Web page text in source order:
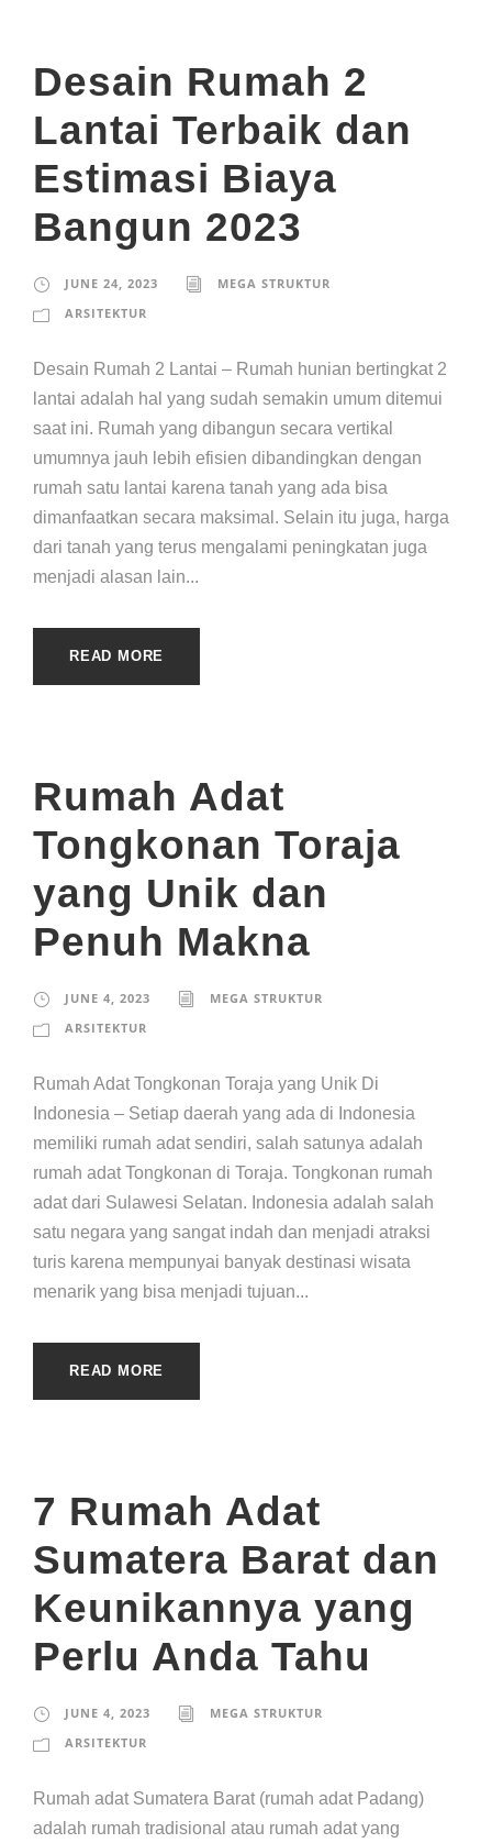
Desain Rumah 2
Lantai Terbaik dan
Estimasi Biaya
Bangun 2023
JUNE 24, 2023
MEGA STRUKTUR
ARSITEKTUR
Desain Rumah 2 Lantai – Rumah hunian bertingkat 2
lantai adalah hal yang sudah semakin umum ditemui
saat ini. Rumah yang dibangun secara vertikal
umumnya jauh lebih efisien dibandingkan dengan
rumah satu lantai karena tanah yang ada bisa
dimanfaatkan secara maksimal. Selain itu juga, harga
dari tanah yang terus mengalami peningkatan juga
menjadi alasan lain...
READ MORE
Rumah Adat
Tongkonan Toraja
yang Unik dan
Penuh Makna
JUNE 4, 2023
MEGA STRUKTUR
ARSITEKTUR
Rumah Adat Tongkonan Toraja yang Unik Di
Indonesia – Setiap daerah yang ada di Indonesia
memiliki rumah adat sendiri, salah satunya adalah
rumah adat Tongkonan di Toraja. Tongkonan rumah
adat dari Sulawesi Selatan. Indonesia adalah salah
satu negara yang sangat indah dan menjadi atraksi
turis karena mempunyai banyak destinasi wisata
menarik yang bisa menjadi tujuan...
READ MORE
7 Rumah Adat
Sumatera Barat dan
Keunikannya yang
Perlu Anda Tahu
JUNE 4, 2023
MEGA STRUKTUR
ARSITEKTUR
Rumah adat Sumatera Barat (rumah adat Padang)
adalah rumah tradisional atau rumah adat yang